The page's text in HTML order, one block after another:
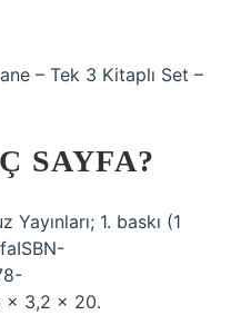
– Tek 3 Kitaplı Set –
SAYFA?
Yayınları; 1. baskı (1
x 3,2 x 20.